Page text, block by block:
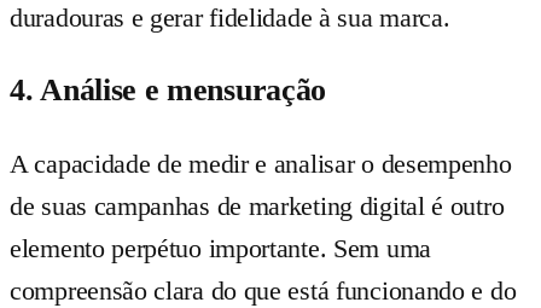
duradouras e gerar fidelidade à sua marca.
4. Análise e mensuração
A capacidade de medir e analisar o desempenho
de suas campanhas de marketing digital é outro
elemento perpétuo importante. Sem uma
compreensão clara do que está funcionando e do